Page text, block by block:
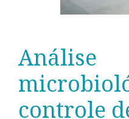
Análise
controle